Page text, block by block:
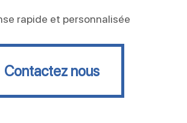
rapide et personnalisée
nous
Contactez nous